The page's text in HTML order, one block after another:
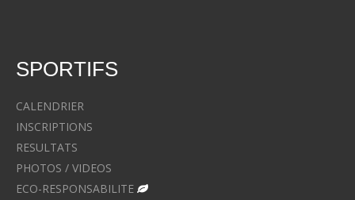
SPORTIFS
CALENDRIER
INSCRIPTIONS
RESULTATS
PHOTOS / VIDEOS
ECO-RESPONSABILITE